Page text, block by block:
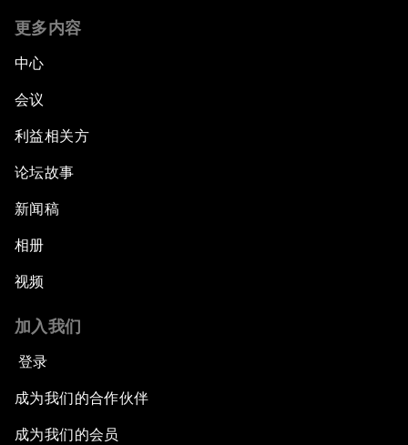
更多内容
中心
会议
利益相关方
论坛故事
新闻稿
相册
视频
加入我们
登录
成为我们的合作伙伴
成为我们的会员